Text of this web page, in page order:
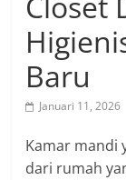
Baru
Januari 11, 2026
Kamar mandi
dari rumah